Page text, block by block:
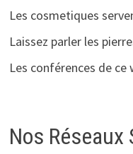
Les cosmetiques
Laissez parler les
Les conférences de ce
Nos Réseaux